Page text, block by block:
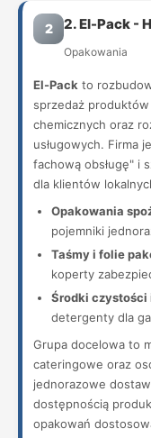
2 2. El-Pack -
Opakowania
El-Pack to
sprzedaż
chemicznych oraz
usługowych. Firma
fachową obsługę" i
dla klientów
Opakowania
pojemniki
Taśmy i folie
koperty
Środki czystości
detergenty dla
Grupa docelowa to
cateringowe oraz
jednorazowe
dostępnością
opakowań